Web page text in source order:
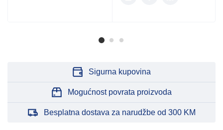
Sigurna kupovina
Mogućnost povrata proizvoda
Besplatna dostava za narudžbe od 300 KM